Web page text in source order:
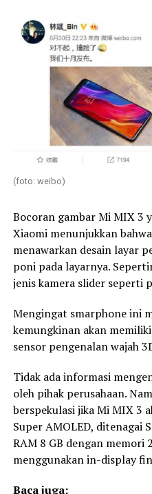
(foto: weibo)
Bocoran gambar Mi MIX 3
Xiaomi menunjukkan
menawarkan desain layar
poni pada layarnya.
jenis kamera slider seperti
Mengingat smarphone ini
kemungkinan akan
sensor pengenalan wajah
Tidak ada informasi
oleh pihak perusahaan.
berspekulasi jika Mi MIX 3
Super AMOLED, ditenagai
RAM 8 GB dengan memori
menggunakan in-display
Baca juga: